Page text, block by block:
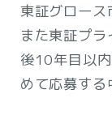
東証グロース
また東証プ
後10年目以
めて応募する